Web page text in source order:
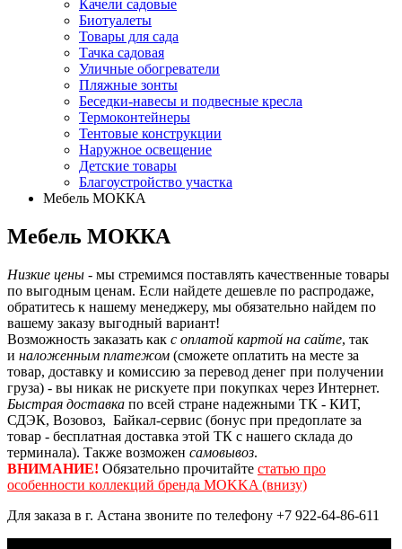
Качели садовые
Биотуалеты
Товары для сада
Тачка садовая
Уличные обогреватели
Пляжные зонты
Беседки-навесы и подвесные кресла
Термоконтейнеры
Тентовые конструкции
Наружное освещение
Детские товары
Благоустройство участка
Мебель МОККА
Мебель МОККА
Низкие цены - мы стремимся поставлять качественные товары
по выгодным ценам. Если найдете дешевле по распродаже,
обратитесь к нашему менеджеру, мы обязательно найдем по
вашему заказу выгодный вариант!
Возможность заказать как с оплатой картой на сайте, так
и наложенным платежом (сможете оплатить на месте за
товар, доставку и комиссию за перевод денег при получении
груза) - вы никак не рискуете при покупках через Интернет.
Быстрая доставка по всей стране надежными ТК - КИТ,
СДЭК, Возовоз, Байкал-сервис (бонус при предоплате за
товар - бесплатная доставка этой ТК с нашего склада до
терминала). Также возможен самовывоз.
ВНИМАНИЕ! Обязательно прочитайте статью про
особенности коллекций бренда MOKKA (внизу)
Для заказа в г. Астана звоните по телефону +7 922-64-86-611